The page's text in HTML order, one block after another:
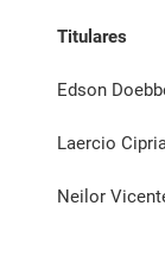
Titulares
Edson
Laercio
Neilor